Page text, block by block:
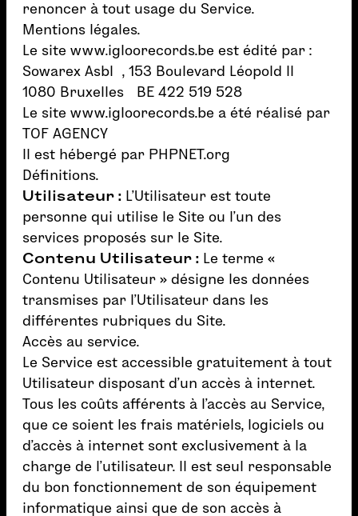
renoncer à tout usage du Service.
Mentions légales.
Le site www.igloorecords.be est édité par :
Sowarex Asbl , 153 Boulevard Léopold II
1080 Bruxelles BE 422 519 528
Le site www.igloorecords.be a été réalisé par
TOF AGENCY
Il est hébergé par PHPNET.org
Définitions.
Utilisateur : L’Utilisateur est toute
personne qui utilise le Site ou l’un des
services proposés sur le Site.
Contenu Utilisateur : Le terme «
Contenu Utilisateur » désigne les données
transmises par l’Utilisateur dans les
différentes rubriques du Site.
Accès au service.
Le Service est accessible gratuitement à tout
Utilisateur disposant d’un accès à internet.
Tous les coûts afférents à l’accès au Service,
que ce soient les frais matériels, logiciels ou
d’accès à internet sont exclusivement à la
charge de l’utilisateur. Il est seul responsable
du bon fonctionnement de son équipement
informatique ainsi que de son accès à